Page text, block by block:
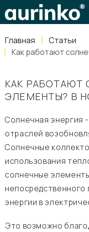
Главная
Статьи
Как работают
КАК РАБОТАЮТ
ЭЛЕМЕНТЫ? В
Солнечная энергия
отраслей
Солнечные
использования
солнечные
энергии в
Это возможно
Россия, Свердловская
8-800-770-79-40